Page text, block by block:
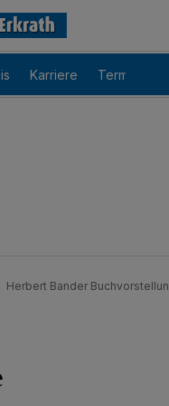
Karriere Termine
Herbert Bander